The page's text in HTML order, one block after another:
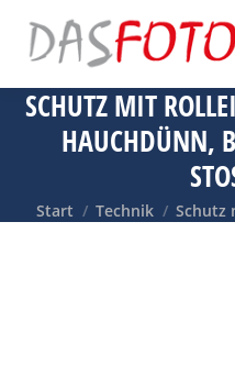
SCHUTZ MIT
HAUCHDÜNN,
Sie befinden sich
Start Technik Schutz